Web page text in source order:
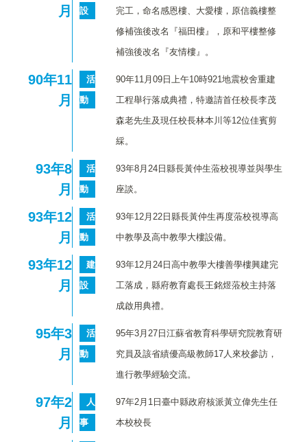
月
設
完工，命名感恩樓、大愛樓，原信義樓整
修補強後改名『福田樓』，原和平樓整修
補強後改名『友情樓』。
90年11
月
活
動
90年11月09日上午10時921地震校舍重建
工程舉行落成典禮，特邀請首任校長李茂
森老先生及現任校長林本川等12位佳賓剪
綵。
93年8
月
活
動
93年8月24日縣長黃仲生蒞校視導並與學生
座談。
93年12
月
活
動
93年12月22日縣長黃仲生再度蒞校視導高
中教學及高中教學大樓設備。
93年12
月
建
設
93年12月24日高中教學大樓善學樓興建完
工落成，縣府教育處長王銘煜蒞校主持落
成啟用典禮。
95年3
月
活
動
95年3月27日江蘇省教育科學研究院教育研
究員及該省績優高級教師17人來校參訪，
進行教學經驗交流。
97年2
月
人
事
97年2月1日臺中縣政府核派黃立偉先生任
本校校長